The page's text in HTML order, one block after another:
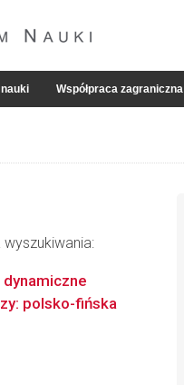
Współpraca zagraniczna
dynamiczne
polsko-fińska